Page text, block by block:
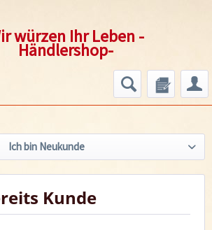
würzen Ihr Leben -
Händlershop-
Ich bin Neukunde
Kunde